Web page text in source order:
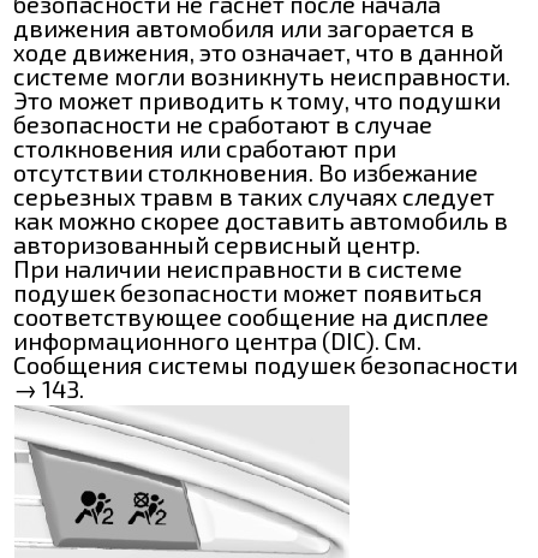
движения автомобиля или загорается в
ходе движения, это означает, что в данной
системе могли возникнуть неисправности.
Это может приводить к тому, что подушки
безопасности не сработают в случае
столкновения или сработают при
отсутствии столкновения. Во избежание
серьезных травм в таких случаях следует
как можно скорее доставить автомобиль в
авторизованный сервисный центр.
При наличии неисправности в системе
подушек безопасности может появиться
соответствующее сообщение на дисплее
информационного центра (DIC). См.
Сообщения системы подушек безопасности
→ 143.